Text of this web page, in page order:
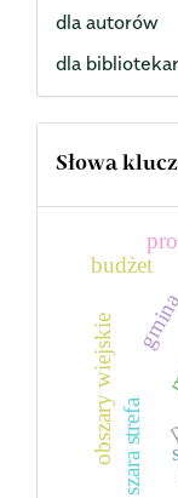
dla autorów
dla
Słowa
obszary wiejskieszara strefa
budżet